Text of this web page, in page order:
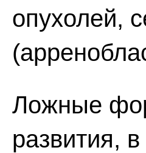
опухолей,
Ложные
развития,